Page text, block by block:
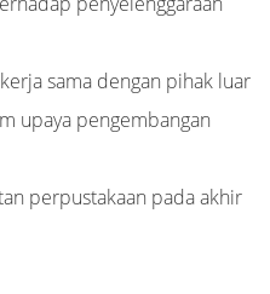
sama dengan pihak luar
upaya pengembangan
perpustakaan pada akhir